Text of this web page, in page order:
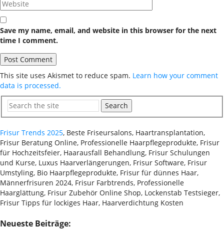
Save my name, email, and website in this browser for the next
time I comment.
This site uses Akismet to reduce spam. Learn how your comment
data is processed.
Search
Frisur Trends 2025, Beste Friseursalons, Haartransplantation,
Frisur Beratung Online, Professionelle Haarpflegeprodukte, Frisur
für Hochzeitsfeier, Haarausfall Behandlung, Frisur Schulungen
und Kurse, Luxus Haarverlängerungen, Frisur Software, Frisur
Umstyling, Bio Haarpflegeprodukte, Frisur für dünnes Haar,
Männerfrisuren 2024, Frisur Farbtrends, Professionelle
Haarglättung, Frisur Zubehör Online Shop, Lockenstab Testsieger,
Frisur Tipps für lockiges Haar, Haarverdichtung Kosten
Neueste Beiträge: